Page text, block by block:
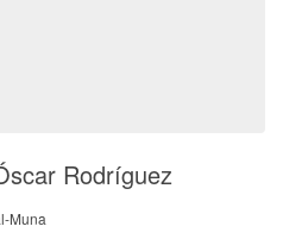
Rodríguez
Muna